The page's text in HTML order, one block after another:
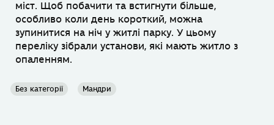
міст. Щоб побачити та встигнути більше,
особливо коли день короткий, можна
зупинитися на ніч у житлі парку. У цьому
переліку зібрали установи, які мають житло з
опаленням.
Без категорії Мандри